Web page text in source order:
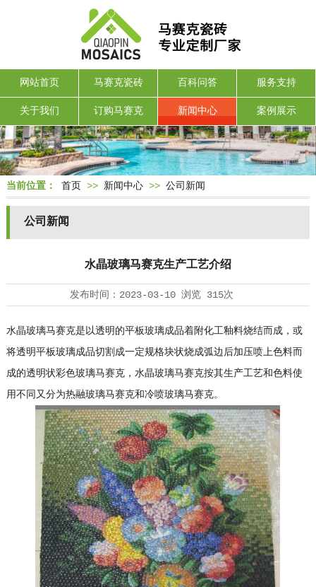
网站首页 马赛克瓷砖 百科问答 服务支持
关于我们 订购马赛克 新闻中心 案例展示
当前位置： 首页 >> 新闻中心>> 公司新闻
公司新闻
水晶玻璃马赛克生产工艺介绍
发布时间： 2023-03-10浏览 315次
水晶玻璃马赛克是以透明的平板玻璃成品着附化工釉料烧结而成，或
将透明平板玻璃成品切割成一定规格块状烧成弧边后加压喷上色料而
成的透明状彩色玻璃马赛克，水晶玻璃马赛克按其生产工艺和色料使
用不同又分为热融玻璃马赛克和冷喷玻璃马赛克。